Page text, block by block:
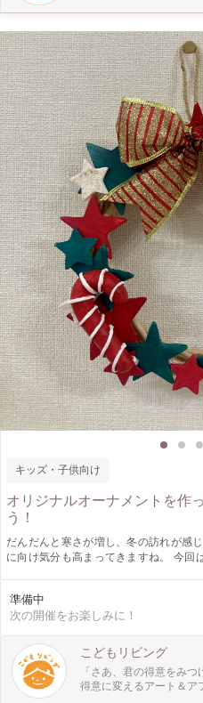
キッズ・子供向け
オリジナルオーナメントを作
う！
だんだんと寒さが増し、冬の訪れが感
に向け気分も高まってきますね。 今回はオリジナルのクリスマスリースを作り
んな意味があるのかな？」 「なぜリースを飾るの？」
は、クリスマスカラーと呼ばれる赤・
みましょう！ 最後はリースに自分のオーナメントとリボンやパーツを飾りオリ
ジナルに仕上げます。 この機会にぜひ
準備中
次の開催をお楽しみに！
こどもリビング
「さあ、君の得意をみ
得意に変えるアート＆ア